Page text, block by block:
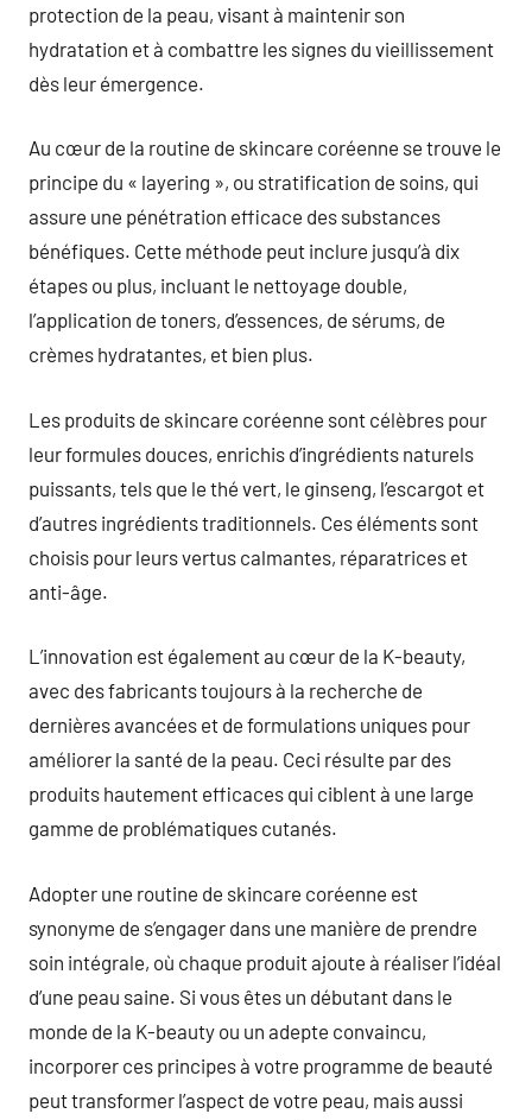
protection de la peau, visant à maintenir son
hydratation et à combattre les signes du vieillissement
dès leur émergence.
Au cœur de la routine de skincare coréenne se trouve le
principe du « layering », ou stratification de soins, qui
assure une pénétration efficace des substances
bénéfiques. Cette méthode peut inclure jusqu’à dix
étapes ou plus, incluant le nettoyage double,
l’application de toners, d’essences, de sérums, de
crèmes hydratantes, et bien plus.
Les produits de skincare coréenne sont célèbres pour
leur formules douces, enrichis d’ingrédients naturels
puissants, tels que le thé vert, le ginseng, l’escargot et
d’autres ingrédients traditionnels. Ces éléments sont
choisis pour leurs vertus calmantes, réparatrices et
anti-âge.
L’innovation est également au cœur de la K-beauty,
avec des fabricants toujours à la recherche de
dernières avancées et de formulations uniques pour
améliorer la santé de la peau. Ceci résulte par des
produits hautement efficaces qui ciblent à une large
gamme de problématiques cutanés.
Adopter une routine de skincare coréenne est
synonyme de s’engager dans une manière de prendre
soin intégrale, où chaque produit ajoute à réaliser l’idéal
d’une peau saine. Si vous êtes un débutant dans le
monde de la K-beauty ou un adepte convaincu,
incorporer ces principes à votre programme de beauté
peut transformer l’aspect de votre peau, mais aussi